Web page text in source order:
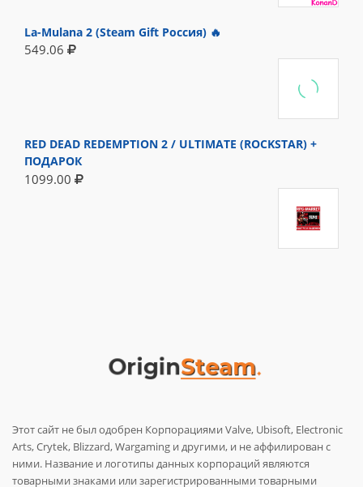
La-Mulana 2 (Steam Gift Россия) 🔥
549.06
RED DEAD REDEMPTION 2 / ULTIMATE (ROCKSTAR) +
ПОДАРОК
1099.00
Этот сайт не был одобрен Корпорациями Valve, Ubisoft, Electronic
Arts, Crytek, Blizzard, Wargaming и другими, и не аффилирован с
ними. Название и логотипы данных корпораций являются
товарными знаками или зарегистрированными товарными